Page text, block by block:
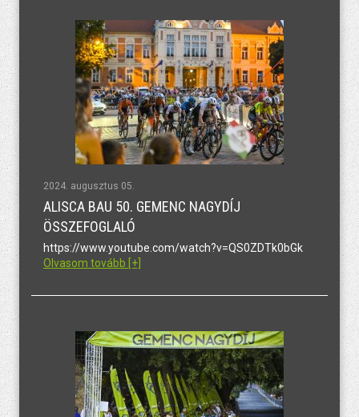
2024. augusztus 05.
ALISCA BAU 50. GEMENC NAGYDÍJ
ÖSSZEFOGLALÓ
https://www.youtube.com/watch?v=QS0ZDTk0bGk
Olvasom tovább [+]